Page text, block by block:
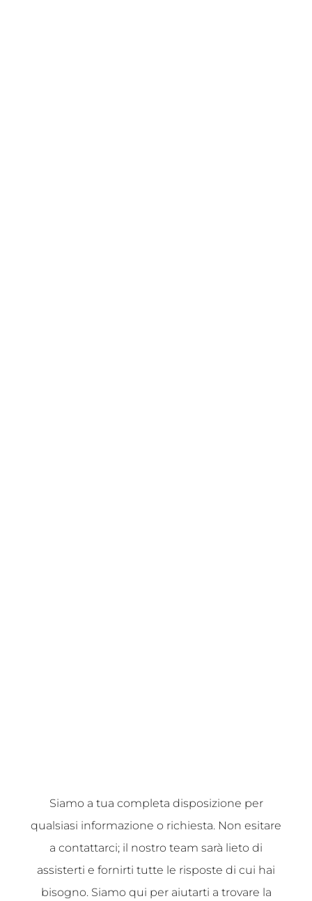
Siamo a tua completa disposizione per
qualsiasi informazione o richiesta. Non esitare
a contattarci; il nostro team sarà lieto di
assisterti e fornirti tutte le risposte di cui hai
bisogno. Siamo qui per aiutarti a trovare la